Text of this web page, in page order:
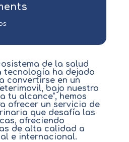
de la salud
tecnología ha dejado
convertirse en un
, bajo nuestro
tu alcance", hemos
ofrecer un servicio de
que desafía las
ofreciendo
de alta calidad a
e internacional.